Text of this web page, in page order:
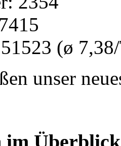
(ø
unser